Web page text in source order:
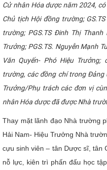
ĐẢM BẢO CHẤT LƯỢNG
KHOA HỌC CÔNG
HTQT
CỰU NGƯỜI HỌC
Cử nhân Hóa dược năm 2024,
Chủ tịch Hội đồng trường;
trường; PGS.TS Đinh Thị
Trưởng; PGS.TS. Nguyễn Mạnh
Văn Quyến- Phó Hiệu
trường, các đồng chí trong Đảng
Trưởng/Phụ trách các đơn vị
nhân Hóa dược đã được Nhà
Thay mặt lãnh đạo Nhà trường
Hải Nam- Hiệu Trưởng Nhà
cựu sinh viên – tân Dược sĩ, tân
nỗ lực, kiên trì phấn đấu học